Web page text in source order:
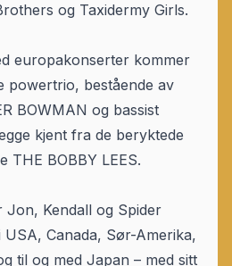
og Taxidermy Girls.
europakonserter kommer
powertrio, bestående av
BOWMAN og bassist
kjent fra de beryktede
THE BOBBY LEES.
Jon, Kendall og Spider
Canada, Sør-Amerika,
til og med Japan – med sitt